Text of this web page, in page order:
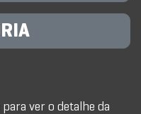
para ver o detalhe da